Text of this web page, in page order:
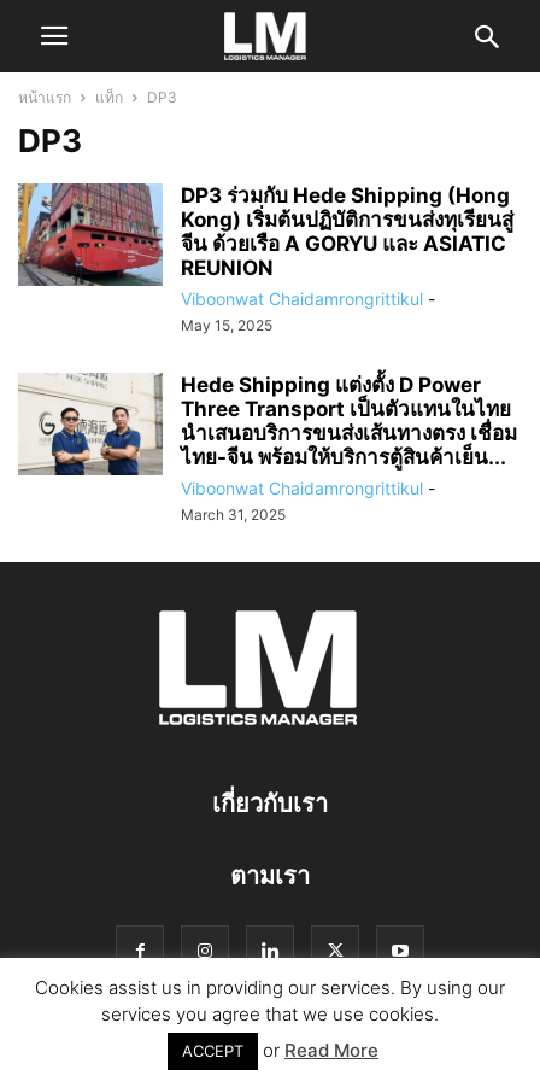
หน้าแรก แท็ก DP3
DP3
DP3 ร่วมกับ Hede Shipping (Hong
Kong) เริ่มต้นปฏิบัติการขนส่งทุเรียนสู่
จีน ด้วยเรือ A GORYU และ ASIATIC
REUNION
Viboonwat Chaidamrongrittikul -
May 15, 2025
Hede Shipping แต่งตั้ง D Power
Three Transport เป็นตัวแทนในไทย
นำเสนอบริการขนส่งเส้นทางตรง เชื่อม
ไทย-จีน พร้อมให้บริการตู้สินค้าเย็น...
Viboonwat Chaidamrongrittikul -
March 31, 2025
เกี่ยวกับเรา
ตามเรา
© Copyright Logistics Manager
Cookies assist us in providing our services. By using our
services you agree that we use cookies.
ACCEPT or Read More